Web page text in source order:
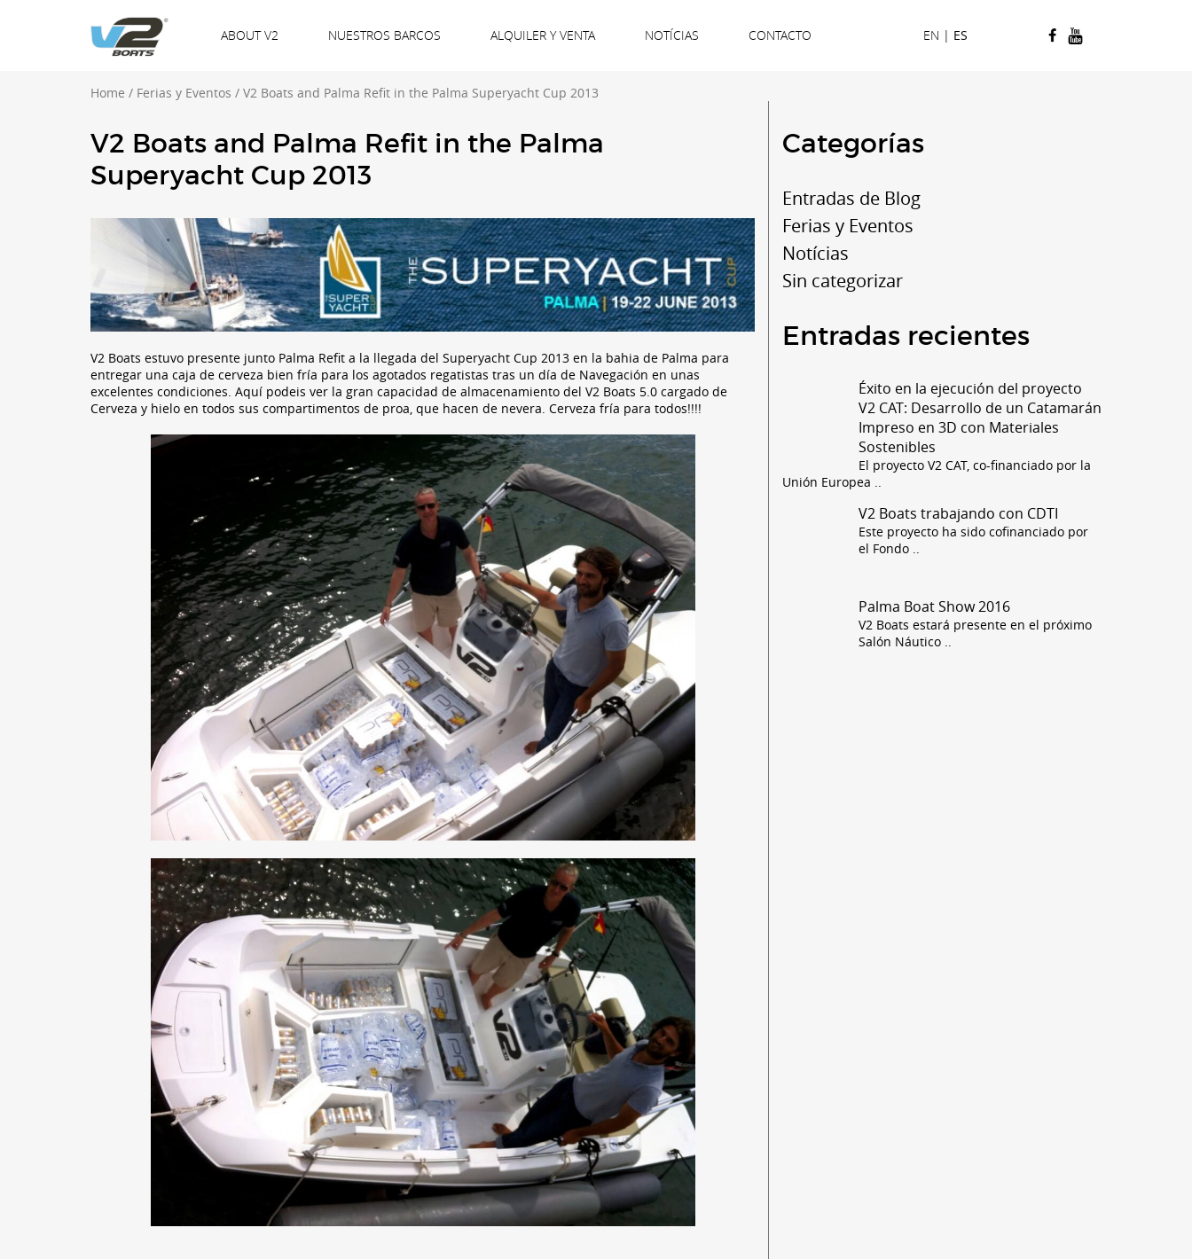
ABOUT V2 NUESTROS BARCOS ALQUILER Y VENTA NOTÍCIAS CONTACTO EN | ES
Home / Ferias y Eventos / V2 Boats and Palma Refit in the Palma Superyacht Cup 2013
V2 Boats and Palma Refit in the Palma
Superyacht Cup 2013
V2 Boats estuvo presente junto Palma Refit a la llegada del Superyacht Cup 2013 en la bahia de Palma para
entregar una caja de cerveza bien fría para los agotados regatistas tras un día de Navegación en unas
excelentes condiciones. Aquí podeis ver la gran capacidad de almacenamiento del V2 Boats 5.0 cargado de
Cerveza y hielo en todos sus compartimentos de proa, que hacen de nevera. Cerveza fría para todos!!!!
Categorías
Entradas de Blog
Ferias y Eventos
Notícias
Sin categorizar
Entradas recientes
Éxito en la ejecución del proyecto
V2 CAT: Desarrollo de un Catamarán
Impreso en 3D con Materiales
Sostenibles
El proyecto V2 CAT, co-financiado por la
Unión Europea ..
V2 Boats trabajando con CDTI
Este proyecto ha sido cofinanciado por
el Fondo ..
Palma Boat Show 2016
V2 Boats estará presente en el próximo
Salón Náutico